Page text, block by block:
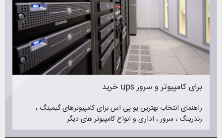
خرید ups برای کامپیوتر و سرور
راهنمای انتخاب بهترین یو پی اس برای کامپیوترهای گیمینگ ،
رندرینگ ، سرور ، اداری و انواع کامپیوتر های دیگر